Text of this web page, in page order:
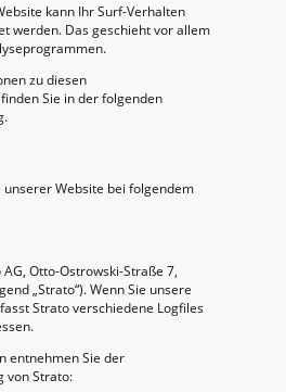
kann Ihr Surf-Verhalten
werden. Das geschieht vor allem
zu diesen
Sie in der folgenden
Website bei folgendem
Otto-Ostrowski-Straße 7,
„Strato“). Wenn Sie unsere
Strato verschiedene Logfiles
entnehmen Sie der
von Strato: